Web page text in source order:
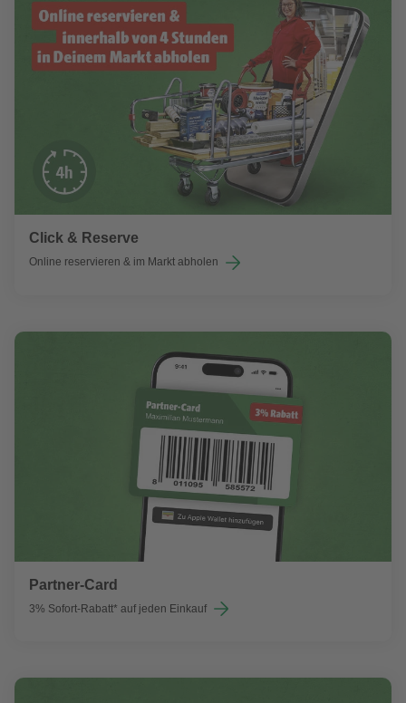
Click & Reserve
Online reservieren & im Markt abholen
Partner-Card
3% Sofort-Rabatt* auf jeden Einkauf